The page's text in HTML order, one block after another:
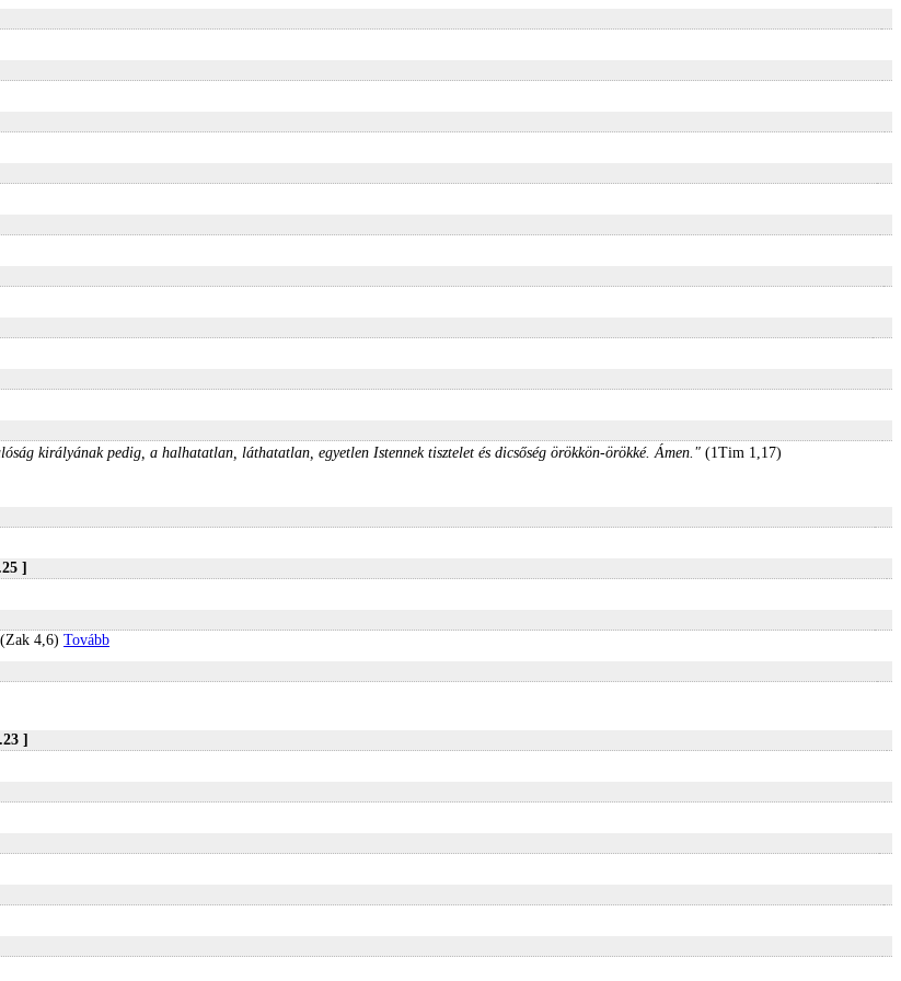
királyának pedig, a halhatatlan, láthatatlan, egyetlen Istennek tisztelet és dicsőség örökkön-örökké. Ámen." (1Tim 1,17)
]
4,6) Tovább
]